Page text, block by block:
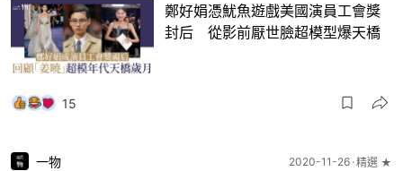
鄭好娟憑魷魚遊戲美國演員工會獎
封后 從影前厭世臉超模型爆天橋
15
一物 2020-11-26 精選 ★